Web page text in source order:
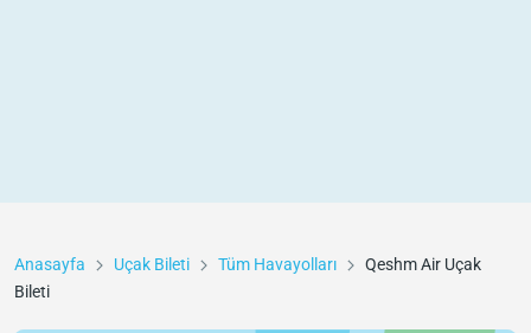
Anasayfa Uçak Bileti Tüm Havayolları Qeshm Air Uçak
Bileti